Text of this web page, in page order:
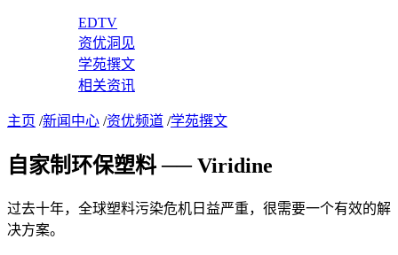
EDTV
资优洞见
学苑撰文
相关资讯
主页 /新闻中心 /资优频道 /学苑撰文
自家制环保塑料 ── Viridine
过去十年，全球塑料污染危机日益严重，很需要一个有效的解
决方案。